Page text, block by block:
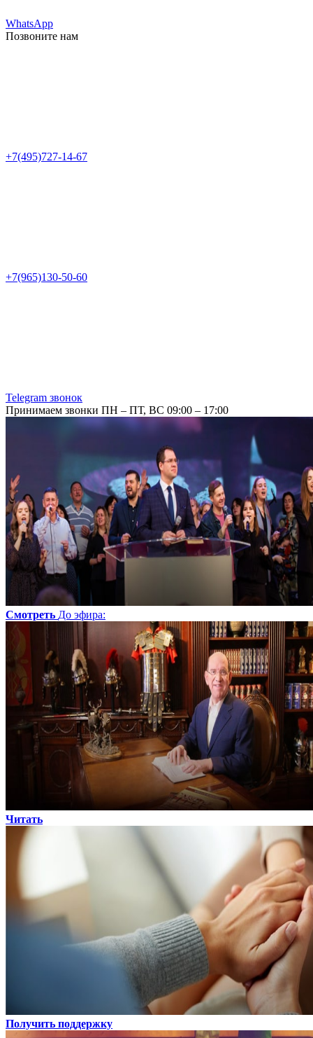
WhatsApp
Позвоните нам
+7(495)727-14-67
+7(965)130-50-60
Telegram звонок
Принимаем звонки ПН – ПТ, ВС 09:00 – 17:00
Смотреть До эфира:
Читать
Получить поддержку